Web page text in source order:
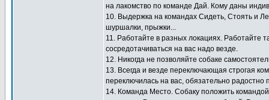
на лакомство по команде Дай. Кому даны
10. Выдержка на командах Сидеть, Стоять и
шуршалки, прыжки...
11. Работайте в разных локациях. Работайте
сосредотачиваться на вас надо везде.
12. Никогда не позволяйте собаке
13. Всегда и везде переключающая строгая
переключилась на вас, обязательно радостно
14. Команда Место. Собаку положить